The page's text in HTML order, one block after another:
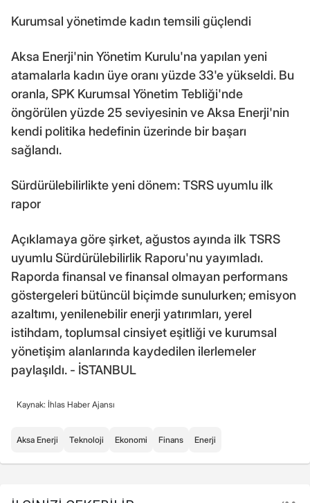
Kurumsal yönetimde kadın temsili güçlendi
Aksa Enerji'nin Yönetim Kurulu'na yapılan yeni
atamalarla kadın üye oranı yüzde 33'e yükseldi. Bu
oranla, SPK Kurumsal Yönetim Tebliği'nde
öngörülen yüzde 25 seviyesinin ve Aksa Enerji'nin
kendi politika hedefinin üzerinde bir başarı
sağlandı.
Sürdürülebilirlikte yeni dönem: TSRS uyumlu ilk
rapor
Açıklamaya göre şirket, ağustos ayında ilk TSRS
uyumlu Sürdürülebilirlik Raporu'nu yayımladı.
Raporda finansal ve finansal olmayan performans
göstergeleri bütüncül biçimde sunulurken; emisyon
azaltımı, yenilenebilir enerji yatırımları, yerel
istihdam, toplumsal cinsiyet eşitliği ve kurumsal
yönetişim alanlarında kaydedilen ilerlemeler
paylaşıldı. - İSTANBUL
Kaynak: İhlas Haber Ajansı
Aksa Enerji Teknoloji Ekonomi Finans Enerji